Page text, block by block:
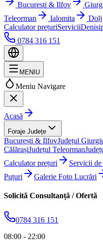
Bucuresti & Ilfov
Teleorman
Ialomita
Dolj
Calculator prețuriServicii
0784 316 151
MENIU
Meniu Navigare
Acasă
Foraje Județe
București & IlfovJudețul
CălărașiJudețul Teleorman
Calculator prețuri
Servicii de
Puțuri
Galerie Foto Lucrări
Solicită Consultanță / Ofertă
0784 316 151
08:00 - 22:00